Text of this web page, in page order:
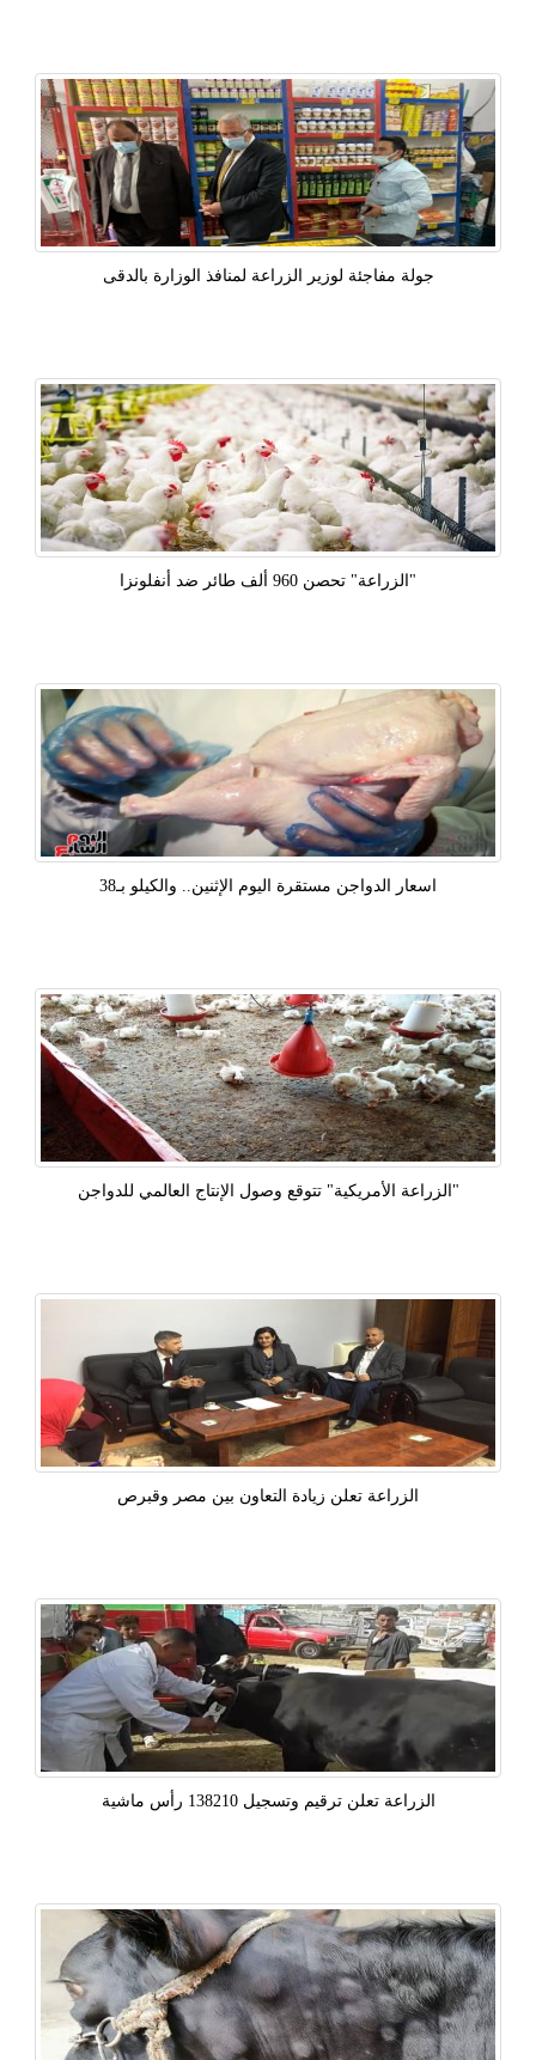
جولة مفاجئة لوزير الزراعة لمنافذ الوزارة بالدقى
"الزراعة" تحصن 960 ألف طائر ضد أنفلونزا
اسعار الدواجن مستقرة اليوم الإثنين.. والكيلو بـ38
"الزراعة الأمريكية" تتوقع وصول الإنتاج العالمي للدواجن
الزراعة تعلن زيادة التعاون بين مصر وقبرص
الزراعة تعلن ترقيم وتسجيل 138210 رأس ماشية